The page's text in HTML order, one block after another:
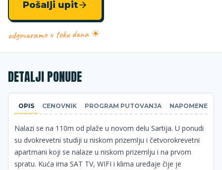
Pošalji upit
odgovaramo u toku dana ☀
DETALJI PONUDE
OPIS CENOVNIK PROGRAM PUTOVANJA NAPOMENE
Nalazi se na 110m od plaže u novom delu Sartija. U ponudi
su dvokrevetni studiji u niskom prizemlju i četvorokrevetni
apartmani koji se nalaze u niskom prizemlju i na prvom
spratu. Kuća ima SAT TV, WIFI i klima uređaje čije je